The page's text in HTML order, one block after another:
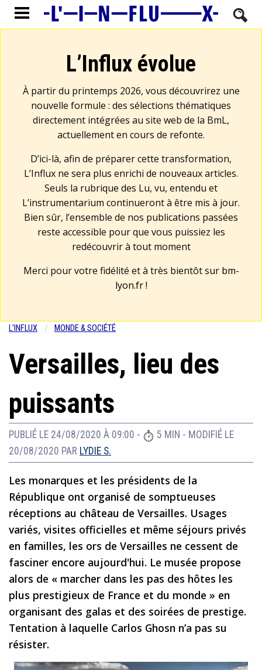
L’Influx évolue
À partir du printemps 2026, vous découvrirez une
nouvelle formule : des sélections thématiques
directement intégrées au site web de la BmL,
actuellement en cours de refonte.
D’ici-là, afin de préparer cette transformation,
L’Influx ne sera plus enrichi de nouveaux articles.
Seuls la rubrique des Lu, vu, entendu et
L’instrumentarium continueront à être mis à jour.
Bien sûr, l’ensemble de nos publications passées
reste accessible pour que vous puissiez les
redécouvrir à tout moment
Merci pour votre fidélité et à très bientôt sur bm-
lyon.fr!
L'INFLUX MONDE & SOCIÉTÉ
Versailles, lieu des
puissants
PUBLIÉ LE 24/08/2020 À 09:00 - 5 MIN - MODIFIÉ LE
20/08/2020 PAR LYDIE S.
Les monarques et les présidents de la
République ont organisé de somptueuses
réceptions au château de Versailles. Usages
variés, visites officielles et même séjours privés
en familles, les ors de Versailles ne cessent de
fasciner encore aujourd'hui. Le musée propose
alors de « marcher dans les pas des hôtes les
plus prestigieux de France et du monde » en
organisant des galas et des soirées de prestige.
Tentation à laquelle Carlos Ghosn n’a pas su
résister.